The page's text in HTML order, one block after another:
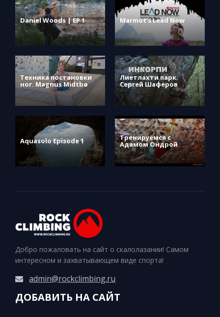
Daniel Woods | EP 1 Marmot’s Lead Now
Техника постановки
ног. Magnus Midtbø
Лиетлахти парк.
Сергей Шаферов
Aquasolo Episode 1 Тренируемся с
Адамом Ондрой
Добро пожаловать на сайт о скалолазании! Самом
интересном и захватывающем виде спорта!
admin@rockclimbing.ru
ДОБАВИТЬ НА САЙТ